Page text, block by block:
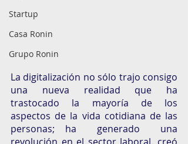
Startup
Casa Ronin
Grupo Ronin
La digitalización no sólo trajo consigo
una nueva realidad que ha
trastocado la mayoría de los
aspectos de la vida cotidiana de las
personas; ha  generado  una